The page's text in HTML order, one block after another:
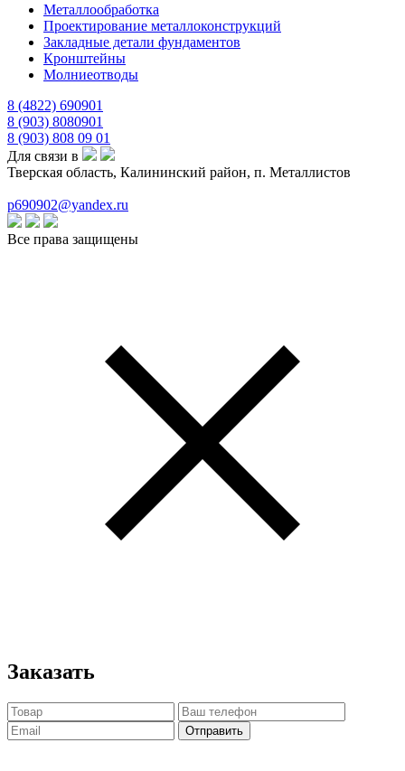
Металлообработка
Проектирование металлоконструкций
Закладные детали фундаментов
Кронштейны
Молниеотводы
8 (4822) 690901
8 (903) 8080901
8 (903) 808 09 01
Для связи в
Тверская область, Калининский район, п. Металлистов
p690902@yandex.ru
Все права защищены
Заказать
Отправить